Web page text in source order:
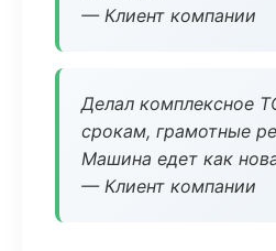
— Клиент компании
Делал комплексное
срокам, грамотные
Машина едет как
— Клиент компании